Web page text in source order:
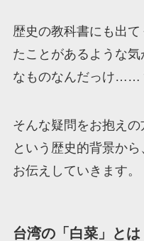
歴史の教科書にも出
たことがあるような
なものなんだっけ……
そんな疑問をお抱えの
という歴史的背景か
お伝えしていきます。
台湾の「白菜」とは